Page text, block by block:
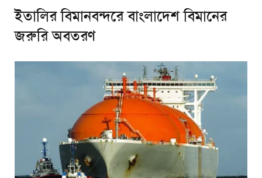
ইতালির বিমানবন্দরে বাংলাদেশ বিমানের
জরুরি অবতরণ